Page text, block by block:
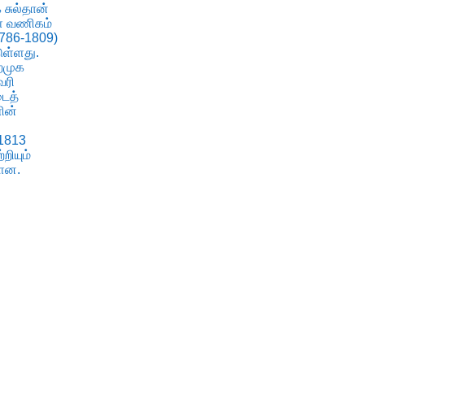
சுல்தான்
வணிகம்
1809)